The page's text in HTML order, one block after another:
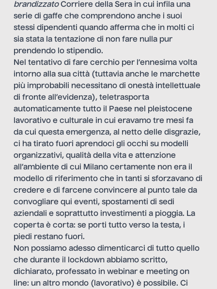
brandizzatoCorriere della Sera in cui infila una
serie di gaffe che comprendono anche i suoi
stessi dipendenti quando afferma che in molti ci
sia stata la tentazione di non fare nulla pur
prendendo lo stipendio.
Nel tentativo di fare cerchio per l’ennesima volta
intorno alla sua città (tuttavia anche le marchette
più improbabili necessitano di onestà intellettuale
di fronte all’evidenza), teletrasporta
automaticamente tutto il Paese nel pleistocene
lavorativo e culturale in cui eravamo tre mesi fa
da cui questa emergenza, al netto delle disgrazie,
ci ha tirato fuori aprendoci gli occhi su modelli
organizzativi, qualità della vita e attenzione
all’ambiente di cui Milano certamente non era il
modello di riferimento che in tanti si sforzavano di
credere e di farcene convincere al punto tale da
convogliare qui eventi, spostamenti di sedi
aziendali e soprattutto investimenti a pioggia. La
coperta è corta: se porti tutto verso la testa, i
piedi restano fuori.
Non possiamo adesso dimenticarci di tutto quello
che durante il lockdown abbiamo scritto,
dichiarato, professato in webinar e meeting on
line: un altro mondo (lavorativo) è possibile. Ci